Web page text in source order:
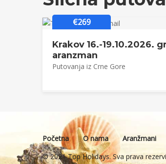
€269
Krakov 16.-19.10.2026.
aranzman
Putovanja iz Crne Gore
Početna O nama Aranžmani
© 2021 Top Holidays. Sva prava